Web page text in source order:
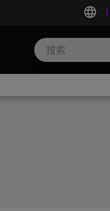
language